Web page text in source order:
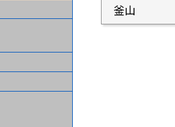
釜山